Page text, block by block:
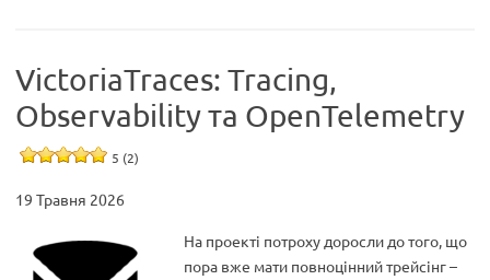
VictoriaTraces: Tracing,
Observability та OpenTelemetry
5 (2)
19 Травня 2026
На проекті потроху доросли до того, що
пора вже мати повноцінний трейсінг –